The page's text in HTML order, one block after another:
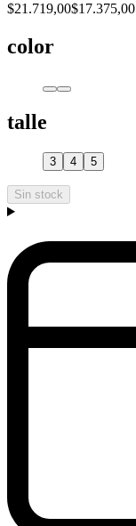
$21.719,00$17.375,00
color
talle
3 4 5
Sin stock